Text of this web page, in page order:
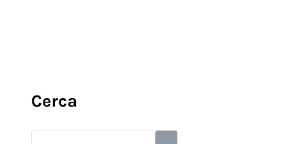
Cerca